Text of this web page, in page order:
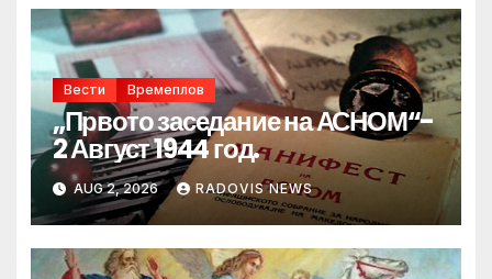
Вести Времеплов
„Првото заседание на АСНОМ“-
2 Август 1944 год.
AUG 2, 2026 RADOVIS NEWS